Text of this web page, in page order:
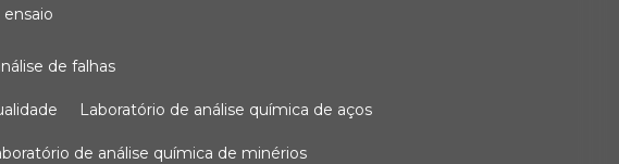
de falhas
laboratório de análise química de aços
de análise química de minérios